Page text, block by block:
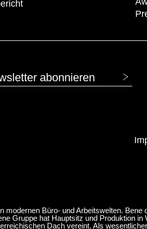
abonnieren
Büro- und Arbeitswelten.
Gruppe hat Hauptsitz und Produktion
Dach vereint. Als